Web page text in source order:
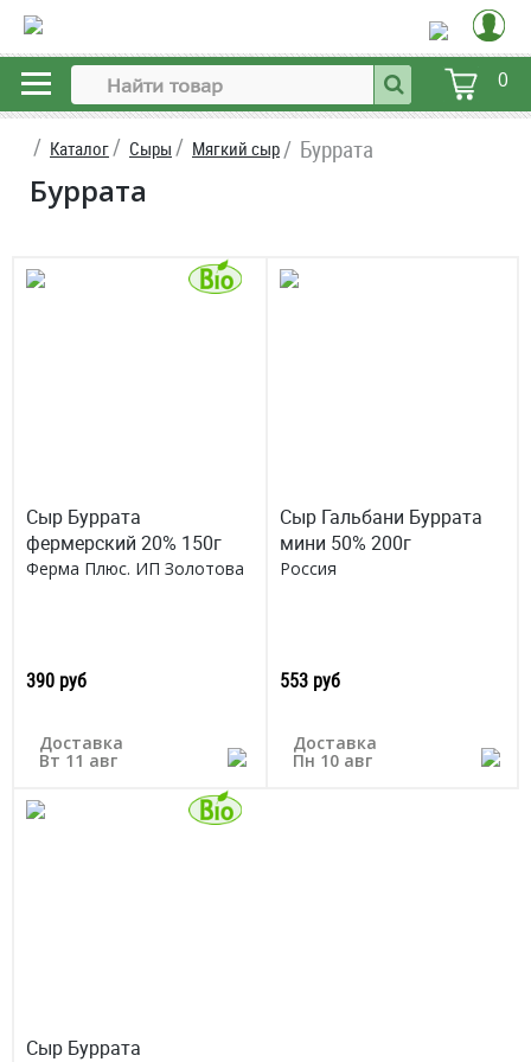
0
Каталог Сыры Мягкий сыр Буррата
Буррата
Сыр Буррата
фермерский 20% 150г
Ферма Плюс. ИП Золотова
390 руб
Доставка
Вт 11 авг
Сыр Гальбани Буррата
мини 50% 200г
Россия
553 руб
Доставка
Пн 10 авг
Сыр Буррата